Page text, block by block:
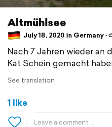
Altmühlsee
July 18, 2020 in Germany ⋅
Nach 7 Jahren wieder an
Kat Schein gemacht
See translation
1 like